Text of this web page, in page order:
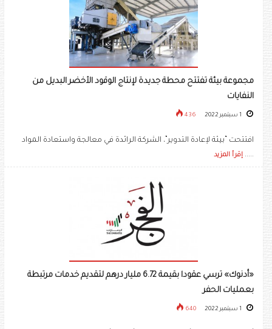
مجموعة بيئة تفتتح محطة جديدة لإنتاج الوقود الأخضر البديل من
النفايات
436
افتتحت “بيئة لإعادة التدوير”، الشركة الرائدة في معالجة واستعادة المواد
..... إقرأ المزيد
«أدنوك» ترسي عقودا بقيمة 6.72 مليار درهم لتقديم خدمات مرتبطة
بعمليات الحفر
640